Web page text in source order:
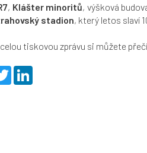
, Klášter minoritů, výšková
stadion, který letos slaví
tiskovou zprávu si můžete
T
w